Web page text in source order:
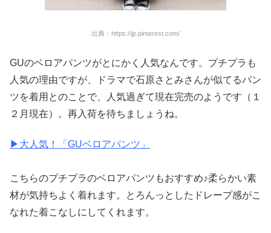
出典：https://jp.pinterest.com/
GUのベロアパンツがとにかく人気なんです。プチプラも
人気の理由ですが、ドラマで石原さとみさんが似てるパン
ツを着用とのことで、人気過ぎて現在完売のようです（１
２月現在）。再入荷を待ちましょうね。
▶︎大人気！「GUベロアパンツ」
こちらのプチプラのベロアパンツもおすすめ♪柔らかい素
材が気持ちよく着れます。とろんっとしたドレープ感がこ
なれた着こなしにしてくれます。